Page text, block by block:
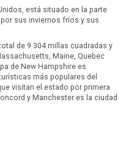
está situado en la parte
sus inviernos fríos y sus
de 9.304 millas cuadradas y
Maine, Quebec
de New Hampshire es
más populares del
visitan el estado por primera
y Manchester es la ciudad